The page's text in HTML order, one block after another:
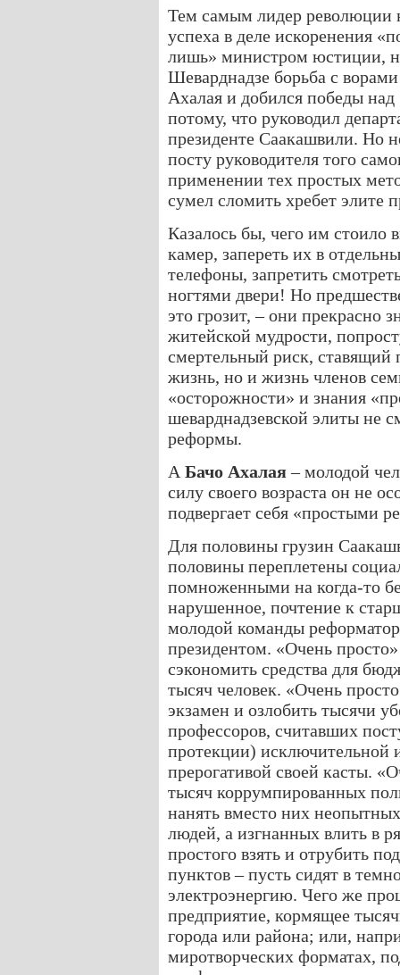
Тем самым лидер революции
успеха в деле искоренения
лишь» министром юстиции,
Шеварднадзе борьба с
Ахалая и добился победы
потому, что руководил
президенте Саакашвили. Но
посту руководителя того
применении тех простых
сумел сломить хребет элите
Казалось бы, чего им стоило
камер, запереть их в
телефоны, запретить
ногтями двери! Но
это грозит, – они прекрасно
житейской мудрости,
смертельный риск, ставящий
жизнь, но и жизнь членов
«осторожности» и знания
шеварднадзевской элиты не
реформы.
А Бачо Ахалая– молодой
силу своего возраста он не
подвергает себя «простыми
Для половины грузин
половины переплетены
помноженными на когда-то
нарушенное, почтение к
молодой команды
президентом. «Очень
сэкономить средства для
тысяч человек. «Очень
экзамен и озлобить тысячи
профессоров, считавших
протекции) исключительной
прерогативой своей касты.
тысяч коррумпированных
нанять вместо них
людей, а изгнанных влить в
простого взять и отрубить
пунктов – пусть сидят в
электроэнергию. Чего же
предприятие, кормящее
города или района; или,
миротворческих форматах,